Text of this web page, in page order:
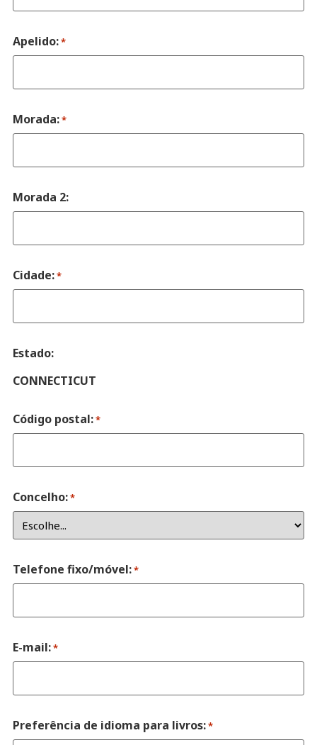
Apelido:*
Morada:*
Morada 2:
Cidade:*
Estado:
CONNECTICUT
Código postal:*
Concelho:*
Telefone fixo/móvel:*
E-mail:*
Preferência de idioma para livros:*